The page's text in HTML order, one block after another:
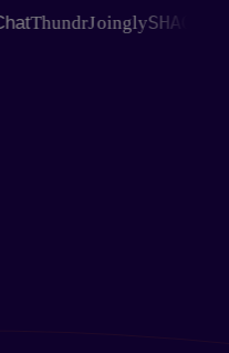
JoinglySHAGLE